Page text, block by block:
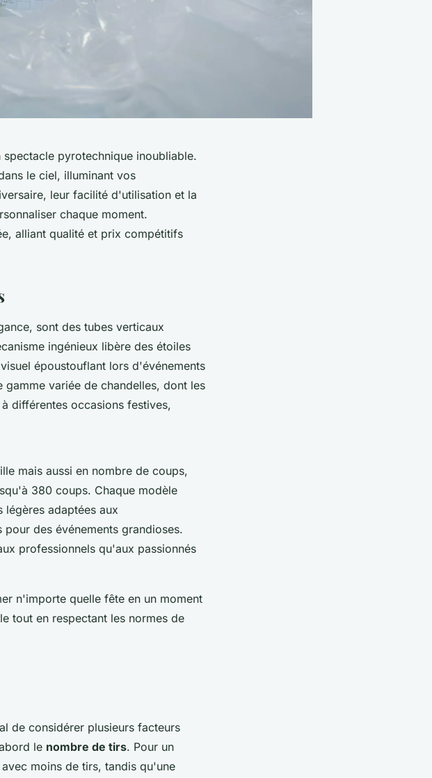
pyrotechnique inoubliable.
le ciel, illuminant vos
leur facilité d'utilisation et la
chaque moment.
alliant qualité et prix compétitifs
sont des tubes verticaux
ingénieux libère des étoiles
époustouflant lors d'événements
variée de chandelles, dont les
différentes occasions festives,
mais aussi en nombre de coups,
380 coups. Chaque modèle
adaptées aux
des événements grandioses.
professionnels qu'aux passionnés
n'importe quelle fête en un moment
tout en respectant les normes de
de considérer plusieurs facteurs
le nombre de tirs. Pour un
moins de tirs, tandis qu'une